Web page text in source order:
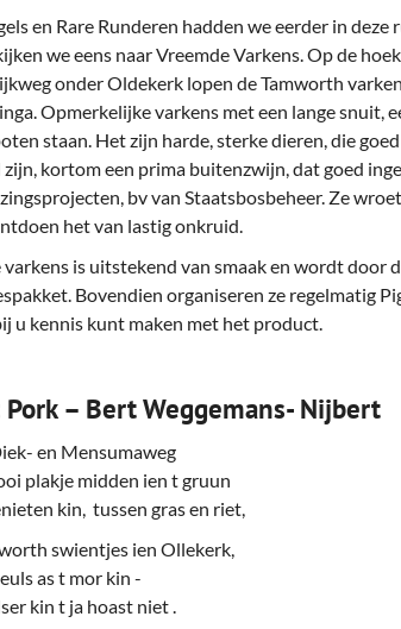
& Musea
& Dorpshuizen
Levensbeschouwelijk
Onderwijs & jeugd
Politieke Partijen
Zuidhorners
en Rare Runderen hadden we eerder in deze
we eens naar Vreemde Varkens. Op de
onder Oldekerk lopen de Tamworth
Opmerkelijke varkens met een lange snuit,
staan. Het zijn harde, sterke dieren, die
kortom een prima buitenzwijn, dat goed
bv van Staatsbosbeheer. Ze
het van lastig onkruid.
varkens is uitstekend van smaak en wordt door
Bovendien organiseren ze regelmatig
u kennis kunt maken met het product.
– Bert Weggemans- Nijbert
en Mensumaweg
plakje midden ien t gruun
kin, tussen gras en riet,
swientjes ien Ollekerk,
as t mor kin -
kin t ja hoast niet .